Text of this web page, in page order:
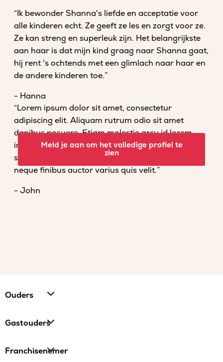
“Ik bewonder Shanna's liefde en acceptatie voor
alle kinderen echt. Ze geeft ze les en zorgt voor ze.
Ze kan streng en superleuk zijn. Het belangrijkste
aan haar is dat mijn kind graag naar Shanna gaat,
hij rent 's ochtends met een glimlach naar haar en
de andere kinderen toe.”
- Hanna
“Lorem ipsum dolor sit amet, consectetur
adipiscing elit. Aliquam rutrum odio sit amet
dapibus posuere. Etiam molestie arcu id lorem
imperdiet convallis. Fusce venenatis nisl nec dolor
scelerisque tempor. Vestibulum et magna vel
neque finibus auctor varius quis velit.”
- John
Meld je aan om het volledige profiel te
zien
Ouders
Gastouders
Franchisenemer